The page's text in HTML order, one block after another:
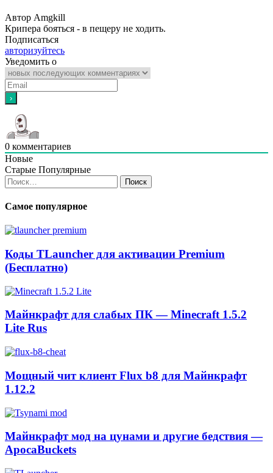
Автор Amgkill
Крипера бояться - в пещеру не ходить.
Подписаться
авторизуйтесь
Уведомить о
0 комментариев
Новые
Старые Популярные
Найти:
Самое популярное
Коды TLauncher для активации Premium
(Бесплатно)
Майнкрафт для слабых ПК — Minecraft 1.5.2
Lite Rus
Мощный чит клиент Flux b8 для Майнкрафт
1.12.2
Майнкрафт мод на цунами и другие бедствия —
ApocaBuckets